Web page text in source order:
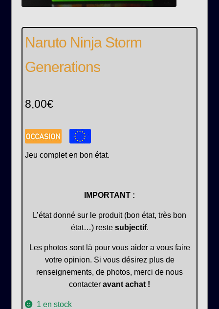
Naruto Ninja Storm
Generations
8,00€
Jeu complet en bon état.
IMPORTANT :
L’état donné sur le produit (bon état, très bon
état…) reste subjectif.
Les photos sont là pour vous aider a vous faire
votre opinion. Si vous désirez plus de
renseignements, de photos, merci de nous
contacter avant achat !
1 en stock